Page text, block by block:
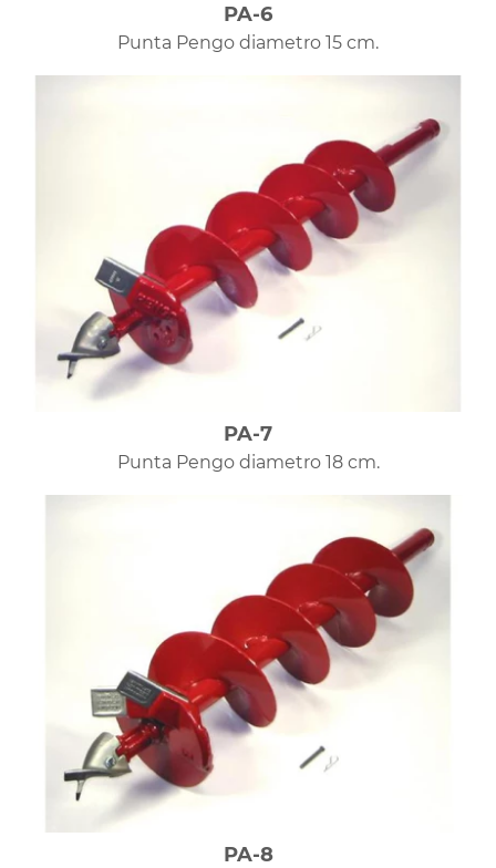
PA-6
Punta Pengo diametro 15 cm.
PA-7
Punta Pengo diametro 18 cm.
PA-8